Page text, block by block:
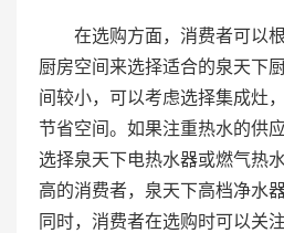
在选购方面，消费者可以
厨房空间来选择适合的泉天下
间较小，可以考虑选择集成灶
节省空间。如果注重热水的供
选择泉天下电热水器或燃气热
高的消费者，泉天下高档净水
同时，消费者在选购时可以关